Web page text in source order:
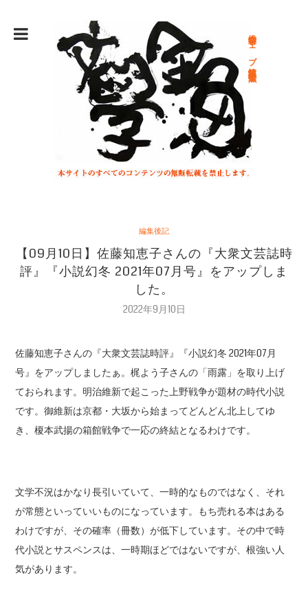
総合文学ウェブ情報誌 文学金魚
編集後記
【09月10日】佐藤知恵子さんの『大衆文芸誌時
評』『小説幻冬 2021年07月号』をアップしま
した。
2022年9月10日
佐藤知恵子さんの『大衆文芸誌時評』『小説幻冬 2021年07月
号』をアップしましたぁ。梶よう子さんの「雨露」を取り上げ
ておられます。明治維新で起こった上野戦争が題材の時代小説
です。御維新は京都・大坂から始まってどんどん北上してゆ
き、榎本武揚の箱館戦争で一応の終結となるわけです。
文学不況はかなり長引いていて、一時的なものではなく、それ
が常態といっていいものになっています。もち売れる本はある
わけですが、その確率（冊数）が低下しています。その中で時
代小説とサスペンスは、一時期ほどではないですが、根強い人
気があります。